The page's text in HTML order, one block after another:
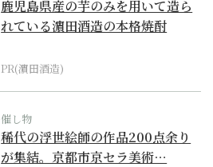
鹿児島県産の芋のみを用いて造ら
れている濵田酒造の本格焼酎
PR(濵田酒造)
催し物
稀代の浮世絵師の作品200点余り
が集結。京都市京セラ美術…